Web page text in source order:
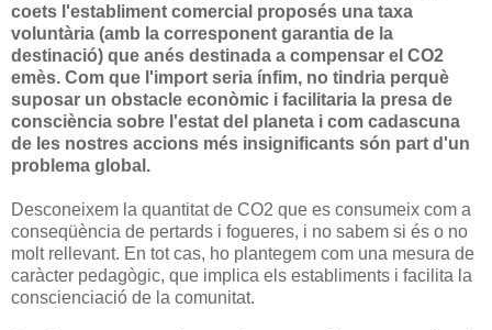
coets l'establiment comercial proposés una taxa
voluntària (amb la corresponent garantia de la
destinació) que anés destinada a compensar el CO2
emès. Com que l'import seria ínfim, no tindria perquè
suposar un obstacle econòmic i facilitaria la presa de
consciència sobre l'estat del planeta i com cadascuna
de les nostres accions més insignificants són part d'un
problema global.
Desconeixem la quantitat de CO2 que es consumeix com a
conseqüència de pertards i fogueres, i no sabem si és o no
molt rellevant. En tot cas, ho plantegem com una mesura de
caràcter pedagògic, que implica els establiments i facilita la
conscienciació de la comunitat.